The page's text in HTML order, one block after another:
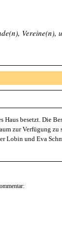
Vereine(n),
besetzt. Die
zur Verfügung
Lobin und Eva